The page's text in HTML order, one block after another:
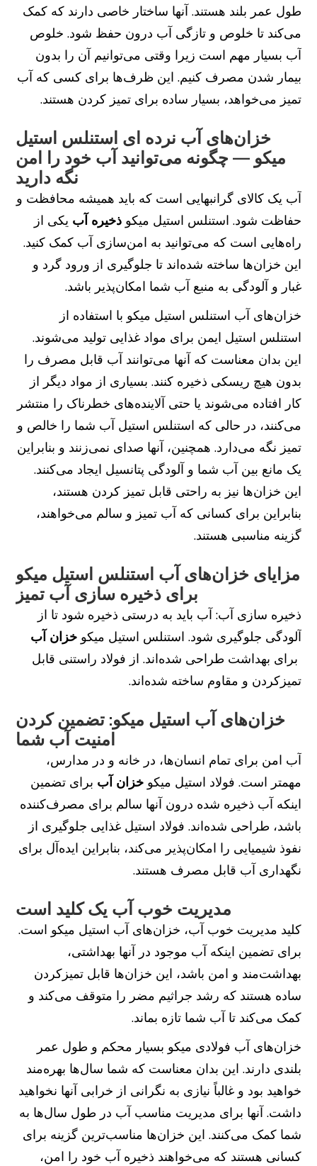
طول عمر بلند هستند. آنها ساختار خاصی دارند که کمک
می‌کند تا خلوص و تازگی آب درون حفظ شود. خلوص
آب بسیار مهم است زیرا وقتی می‌توانیم آن را بدون
بیمار شدن مصرف کنیم. این ظرف‌ها برای کسی که آب
تمیز می‌خواهد، بسیار ساده برای تمیز کردن هستند.
خزان‌های آب نرده ای استنلس استیل
میکو — چگونه می‌توانید آب خود را امن
نگه دارید
آب یک کالای گرانبهایی است که باید همیشه محافظت و
حفاظت شود. استنلس استیل میکو ذخیره آب یکی از
راه‌هایی است که می‌توانید به امن‌سازی آب کمک کنید.
این خزان‌ها ساخته شده‌اند تا جلوگیری از ورود گرد و
غبار و آلودگی به منبع آب شما امکان‌پذیر باشد.
خزان‌های آب استنلس استیل میکو با استفاده از
استنلس استیل ایمن برای مواد غذایی تولید می‌شوند.
این بدان معناست که آنها می‌توانند آب قابل مصرف را
بدون هیچ ریسکی ذخیره کنند. بسیاری از مواد دیگر از
کار افتاده می‌شوند یا حتی آلاینده‌های خطرناک را منتشر
می‌کنند، در حالی که استنلس استیل آب شما را خالص و
تمیز نگه می‌دارد. همچنین، آنها صدای نمی‌زنند و بنابراین
یک مانع بین آب شما و آلودگی پتانسیل ایجاد می‌کنند.
این خزان‌ها نیز به راحتی قابل تمیز کردن هستند،
بنابراین برای کسانی که آب تمیز و سالم می‌خواهند،
گزینه مناسبی هستند.
مزایای خزان‌های آب استنلس استیل میکو
برای ذخیره سازی آب تمیز
ذخیره سازی آب: آب باید به درستی ذخیره شود تا از
آلودگی جلوگیری شود. استنلس استیل میکو خزان آب
برای بهداشت طراحی شده‌اند. از فولاد راستنی قابل
تمیزکردن و مقاوم ساخته شده‌اند.
خزان‌های آب استیل میکو: تضمین کردن
امنیت آب شما
آب امن برای تمام انسان‌ها، در خانه و در مدارس،
مهمتر است. فولاد استیل میکو خزان آب برای تضمین
اینکه آب ذخیره شده درون آنها سالم برای مصرف‌کننده
باشد، طراحی شده‌اند. فولاد استیل غذایی جلوگیری از
نفوذ شیمیایی را امکان‌پذیر می‌کند، بنابراین ایده‌آل برای
نگهداری آب قابل مصرف هستند.
مدیریت خوب آب یک کلید است
کلید مدیریت خوب آب، خزان‌های آب استیل میکو است.
برای تضمین اینکه آب موجود در آنها بهداشتی،
بهداشت‌مند و امن باشد، این خزان‌ها قابل تمیزکردن
ساده هستند که رشد جراثیم مضر را متوقف می‌کند و
کمک می‌کند تا آب شما تازه بماند.
خزان‌های آب فولادی میکو بسیار محکم و طول عمر
بلندی دارند. این بدان معناست که شما سال‌ها بهره‌مند
خواهید بود و غالباً نیازی به نگرانی از خرابی آنها نخواهید
داشت. آنها برای مدیریت مناسب آب در طول سال‌ها به
شما کمک می‌کنند. این خزان‌ها مناسب‌ترین گزینه برای
کسانی هستند که می‌خواهند ذخیره آب خود را امن،